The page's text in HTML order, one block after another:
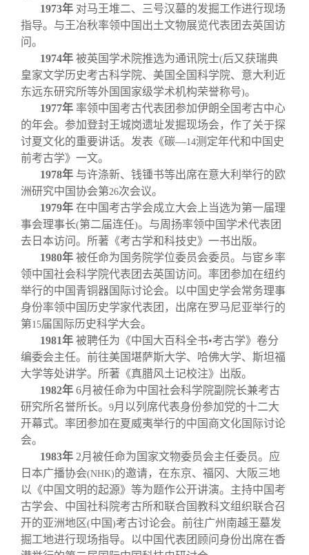
1973年 对马王堆二、三号汉墓的发掘工作进行现场
指导。与王冶秋率领中国出土文物展览代表团去英国访
问。
1974年 被英国学术院推选为通讯院士(后又获瑞典
皇家文学历史考古科学院、美国全国科学院、意大利近
东远东研究所等外国国家级学术机构荣誉称号)。
1977年 率领中国考古代表团参加伊朗全国考古中心
的年会。参加登封王城岗遗址发掘现场会，作了关于探
讨夏文化的重要讲话。发表《碳—14测定年代和中国史
前考古学》一文。
1978年 与许涤新、钱锺书等出席在意大利举行的欧
洲研究中国协会第26次会议。
1979年 在中国考古学会成立大会上当选为第一届理
事会理事长(第二届连任)。与周扬率领中国学术代表团
去日本访问。所著《考古学和科技史》一书出版。
1980年 被任命为国务院学位委员会委员。与宦乡率
领中国社会科学院代表团去英国访问。率团参加在纽约
举行的中国青铜器国际讨论会。以中国史学会常务理事
身份率领中国历史学家代表团，出席在罗马尼亚举行的
第15届国际历史科学大会。
1981年 被聘任为《中国大百科全书•考古学》卷分
编委会主任。前往美国堪萨斯大学、哈佛大学、斯坦福
大学等处讲学。所著《真腊风土记校注》出版。
1982年 6月被任命为中国社会科学院副院长兼考古
研究所名誉所长。 9月以列席代表身份参加党的十二大
开幕式。率团参加在夏威夷举行的中国商文化国际讨论
会。
1983年 2月被任命为国家文物委员会主任委员。应
日本广播协会(NHK)的邀请，在东京、福冈、大阪三地
以《中国文明的起源》等为题作公开讲演。主持中国考
古学会、中国社科院考古所和联合国教科文组织联合召
开的亚洲地区(中国 )考古讨论会。前往广州南越王墓发
掘工地进行现场指导。以中国代表团顾问身份出席在香